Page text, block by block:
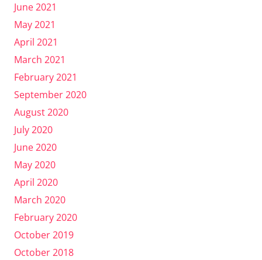
June 2021
May 2021
April 2021
March 2021
February 2021
September 2020
August 2020
July 2020
June 2020
May 2020
April 2020
March 2020
February 2020
October 2019
October 2018